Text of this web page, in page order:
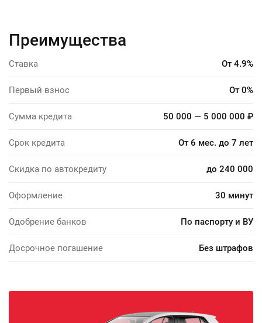
Преимущества
Ставка От 4.9%
Первый взнос От 0%
Сумма кредита 50 000 — 5 000 000 ₽
Срок кредита От 6 мес. до 7 лет
Скидка по автокредиту до 240 000
Оформление 30 минут
Одобрение банков По паспорту и ВУ
Досрочное погашение Без штрафов